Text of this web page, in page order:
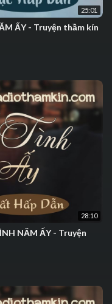
25:01
ẤY - Truyện thầm kín
28:10
NĂM ẤY - ⁣Truyện